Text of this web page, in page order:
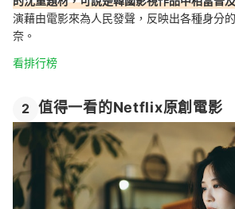
演藉由電影來為人民發聲，反映出各種身分
奈。
看排行榜
2 值得一看的Netflix原創電影